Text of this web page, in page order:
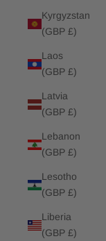
Kyrgyzstan
(GBP £)
Laos
(GBP £)
Latvia
(GBP £)
Lebanon
(GBP £)
Lesotho
(GBP £)
Liberia
(GBP £)